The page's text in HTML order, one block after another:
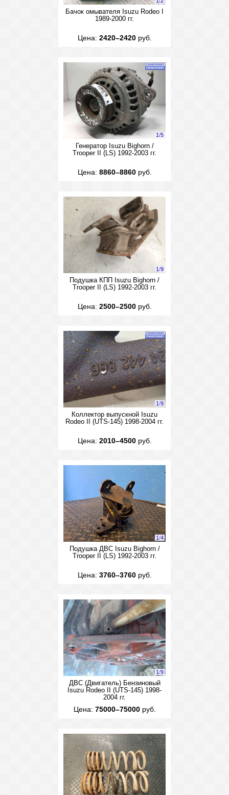
Бачок омывателя Isuzu Rodeo I
1989-2000 гг.
Цена: 2420–2420руб.
1/5
Генератор Isuzu Bighorn /
Trooper II (LS) 1992-2003 гг.
Цена: 8860–8860руб.
1/9
Подушка КПП Isuzu Bighorn /
Trooper II (LS) 1992-2003 гг.
Цена: 2500–2500руб.
1/9
Коллектор выпускной Isuzu
Rodeo II (UTS-145) 1998-2004 гг.
Цена: 2010–4500руб.
1/4
Подушка ДВС Isuzu Bighorn /
Trooper II (LS) 1992-2003 гг.
Цена: 3760–3760руб.
1/9
ДВС (Двигатель) Бензиновый
Isuzu Rodeo II (UTS-145) 1998-
2004 гг.
Цена: 75000–75000руб.